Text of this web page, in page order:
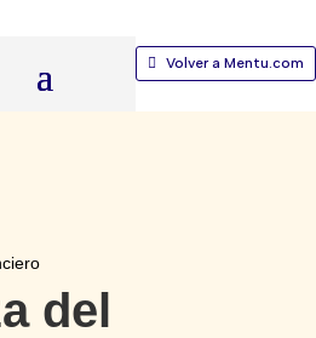
Volver a Mentu.com
del